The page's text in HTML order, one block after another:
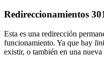
Redireccionamientos
Esta es una redirección
funcionamiento. Ya que hay
existir, o también en una